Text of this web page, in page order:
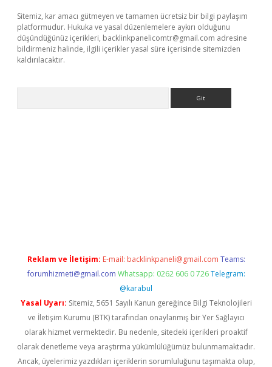
Sitemiz, kar amacı gütmeyen ve tamamen ücretsiz bir bilgi paylaşım
platformudur. Hukuka ve yasal düzenlemelere aykırı olduğunu
düşündüğünüz içerikleri, backlinkpanelicomtr@gmail.com adresine
bildirmeniz halinde, ilgili içerikler yasal süre içerisinde sitemizden
kaldırılacaktır.
Reklam ve İletişim: E-mail: backlinkpaneli@gmail.com Teams:
forumhizmeti@gmail.com Whatsapp: 0262 606 0 726 Telegram:
@karabul
Yasal Uyarı: Sitemiz, 5651 Sayılı Kanun gereğince Bilgi Teknolojileri
ve İletişim Kurumu (BTK) tarafından onaylanmış bir Yer Sağlayıcı
olarak hizmet vermektedir. Bu nedenle, sitedeki içerikleri proaktif
olarak denetleme veya araştırma yükümlülüğümüz bulunmamaktadır.
Ancak, üyelerimiz yazdıkları içeriklerin sorumluluğunu taşımakta olup,